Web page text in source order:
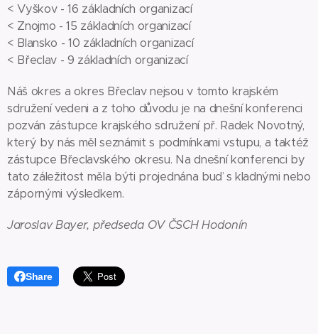
< Vyškov - 16 základních organizací
< Znojmo - 15 základních organizací
< Blansko - 10 základních organizací
< Břeclav - 9 základních organizací
Náš okres a okres Břeclav nejsou v tomto krajském
sdružení vedeni a z toho důvodu je na dnešní konferenci
pozván zástupce krajského sdružení př. Radek Novotný,
který by nás měl seznámit s podmínkami vstupu, a taktéž
zástupce Břeclavského okresu. Na dnešní konferenci by
tato záležitost měla býti projednána buď s kladnými nebo
zápornými výsledkem.
Jaroslav Bayer, předseda OV ČSCH Hodonín
Share